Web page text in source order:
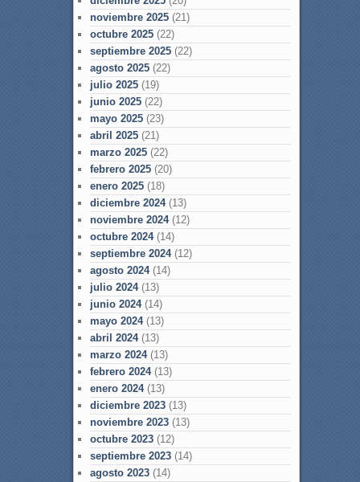
noviembre 2025(21)
octubre 2025(22)
septiembre 2025(22)
agosto 2025(22)
julio 2025(19)
junio 2025(22)
mayo 2025(23)
abril 2025(21)
marzo 2025(22)
febrero 2025(20)
enero 2025(18)
diciembre 2024(13)
noviembre 2024(12)
octubre 2024(14)
septiembre 2024(12)
agosto 2024(14)
julio 2024(13)
junio 2024(14)
mayo 2024(13)
abril 2024(13)
marzo 2024(13)
febrero 2024(13)
enero 2024(13)
diciembre 2023(13)
noviembre 2023(13)
octubre 2023(12)
septiembre 2023(14)
agosto 2023(14)